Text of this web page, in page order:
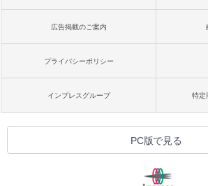
広告掲載のご案内
プライバシーポリシー
インプレスグループ 特定
PC版で見る